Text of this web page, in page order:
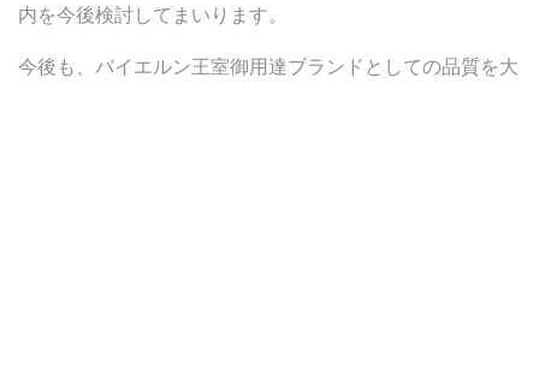
内を今後検討してまいります。
今後も、バイエルン王室御用達ブランドとしての品質を大